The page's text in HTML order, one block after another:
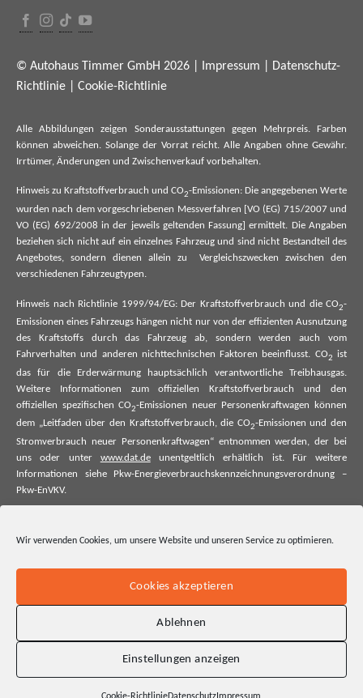
Wir verwenden Cookies, um unsere Website und unseren Service zu optimieren.
Cookies akzeptieren
Ablehnen
Einstellungen anzeigen
© Autohaus Timmer GmbH 2026 | Impressum
Datenschutz-
Richtlinie
Cookie-Richtlinie
Alle Abbildungen zeigen Sonderausstattungen gegen Mehrpreis. Farben
können abweichen. Solange der Vorrat reicht. Alle Angaben ohne Gewähr.
Irrtümer, Änderungen und Zwischenverkauf vorbehalten.
Hinweis zu Kraftstoffverbrauch und CO2-Emissionen: Die angegebenen Werte
wurden nach dem vorgeschriebenen Messverfahren [VO (EG) 715/2007 und
VO (EG) 692/2008 in der jeweils geltenden Fassung] ermittelt. Die Angaben
beziehen sich nicht auf ein einzelnes Fahrzeug und sind nicht Bestandteil des
Angebotes, sondern dienen allein zu Vergleichszwecken zwischen den
verschiedenen Fahrzeugtypen.
Hinweis nach Richtlinie 1999/94/EG: Der Kraftstoffverbrauch und die CO2-
Emissionen eines Fahrzeugs hängen nicht nur von der effizienten Ausnutzung
des Kraftstoffs durch das Fahrzeug ab, sondern werden auch vom
Fahrverhalten und anderen nichttechnischen Faktoren beeinflusst. CO2
ist
das für die Erderwärmung hauptsächlich verantwortliche Treibhausgas.
Weitere Informationen zum offiziellen Kraftstoffverbrauch und den
offiziellen spezifischen CO2-Emissionen neuer Personenkraftwagen können
dem „Leitfaden über den Kraftstoffverbrauch, die CO2-Emissionen und den
Stromverbrauch neuer Personenkraftwagen“ entnommen werden, der bei
uns oder unter www.dat.deunentgeltlich erhältlich ist. Für weitere
Informationen siehe Pkw-Energieverbrauchskennzeichnungsverordnung –
Pkw-EnVKV.
offiziellen spezifischen CO₂-Emissionen und ggf. zum Stromverbrauch neuer
offiziellen spezifischen CO₂-Emissionen und den offiziellen Stromverbrauch
neuer Pkw entnommen werden. Dieser ist an allen Verkaufsstellen und bei
der Deutschen Automobil Treuhand GmbH unentgeltlich erhältlich, sowie